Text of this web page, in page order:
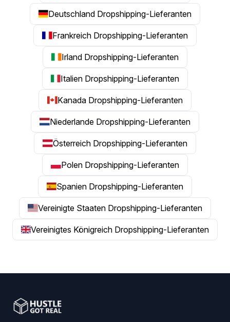
Deutschland Dropshipping-Lieferanten
Frankreich Dropshipping-Lieferanten
Irland Dropshipping-Lieferanten
Italien Dropshipping-Lieferanten
Kanada Dropshipping-Lieferanten
Niederlande Dropshipping-Lieferanten
Österreich Dropshipping-Lieferanten
Polen Dropshipping-Lieferanten
Spanien Dropshipping-Lieferanten
Vereinigte Staaten Dropshipping-Lieferanten
Vereinigtes Königreich Dropshipping-Lieferanten